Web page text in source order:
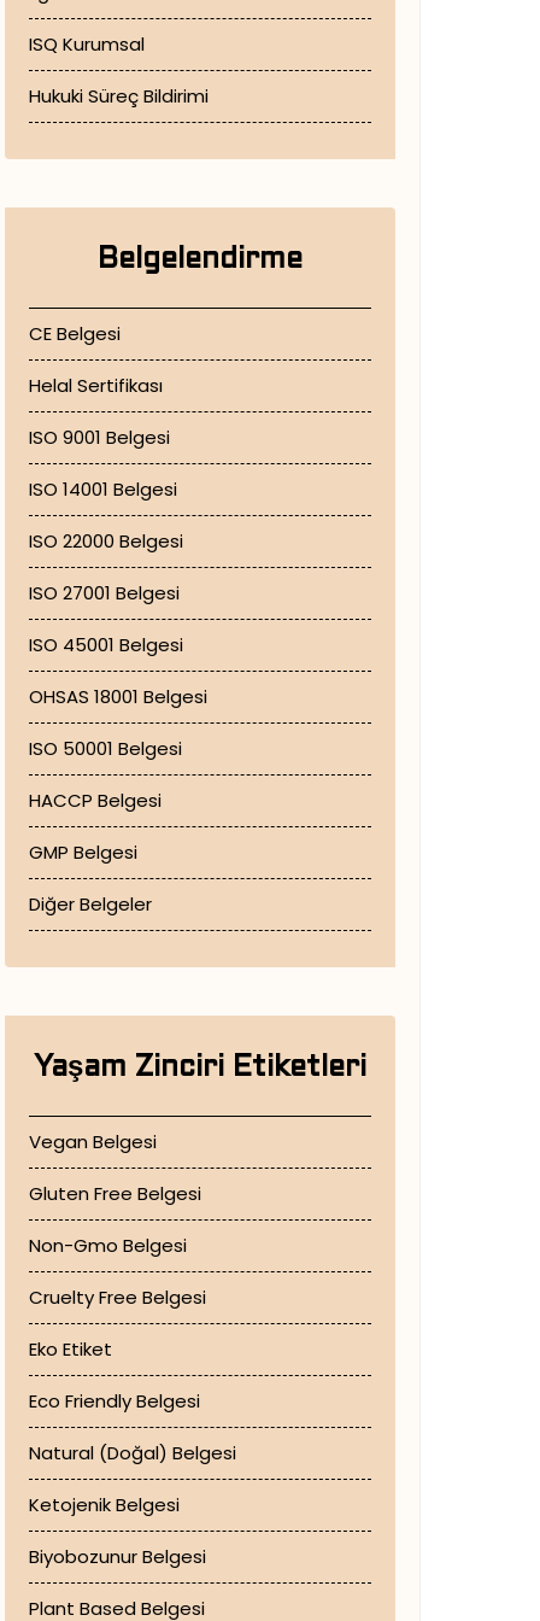
LVD Direktifi Yönetmeliği ve LVD Testi Nedir ?
Müşteri ile İletişim’in Önemi
ISQ Kurumsal
Hukuki Süreç Bildirimi
Belgelendirme
CE Belgesi
Helal Sertifikası
ISO 9001 Belgesi
ISO 14001 Belgesi
ISO 22000 Belgesi
ISO 27001 Belgesi
ISO 45001 Belgesi
OHSAS 18001 Belgesi
ISO 50001 Belgesi
HACCP Belgesi
GMP Belgesi
Diğer Belgeler
Yaşam Zinciri Etiketleri
Vegan Belgesi
Gluten Free Belgesi
Non-Gmo Belgesi
Cruelty Free Belgesi
Eko Etiket
Eco Friendly Belgesi
Natural (Doğal) Belgesi
Ketojenik Belgesi
Biyobozunur Belgesi
Plant Based Belgesi